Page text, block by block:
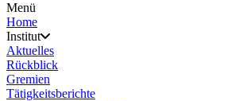
Menü
Home
Institut
Aktuelles
Rückblick
Gremien
Tätigkeitsberichte